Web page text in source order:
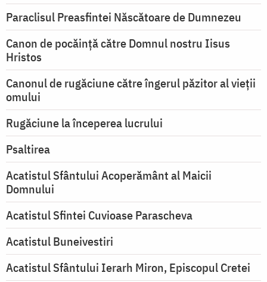
Paraclisul Preasfintei Născătoare de Dumnezeu
Canon de pocăință către Domnul nostru Iisus
Hristos
Canonul de rugăciune către îngerul păzitor al vieții
omului
Rugăciune la începerea lucrului
Psaltirea
Acatistul Sfântului Acoperământ al Maicii
Domnului
Acatistul Sfintei Cuvioase Parascheva
Acatistul Buneivestiri
Acatistul Sfântului Ierarh Miron, Episcopul Cretei